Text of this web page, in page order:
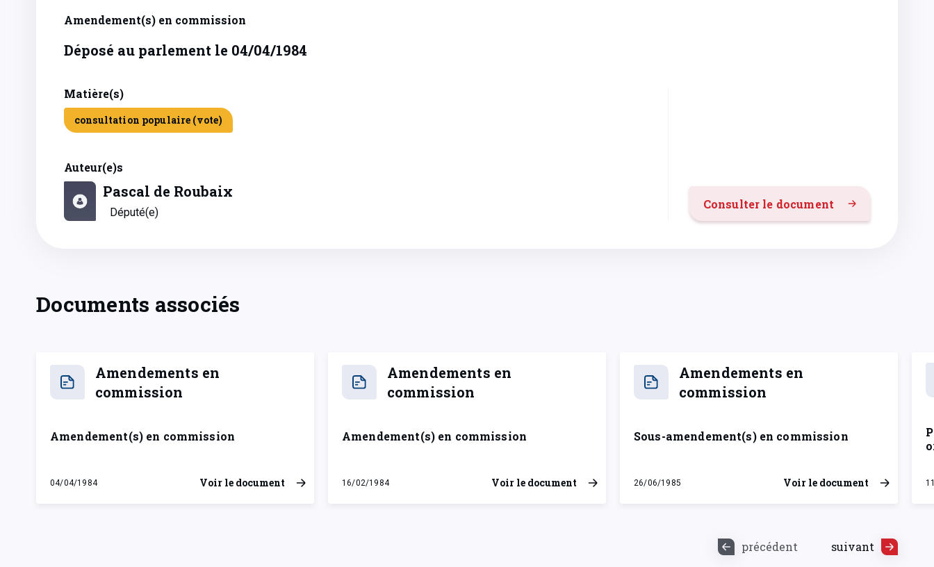
Amendement(s) en commission
Déposé au parlement le 04/04/1984
Matière(s)
consultation populaire (vote)
Auteur(e)s
Pascal de Roubaix
Député(e)
Consulter le document
Documents associés
Amendements en
commission
Amendement(s) en commission
04/04/1984
mercredi 4 avril 1984
Voir le document
Amendements en
commission
Amendement(s) en commission
16/02/1984
jeudi 16 février 1984
Voir le document
Amendements en
commission
Sous-amendement(s) en commission
26/06/1985
mercredi 26 juin 1985
Voir le document
précédent suivant